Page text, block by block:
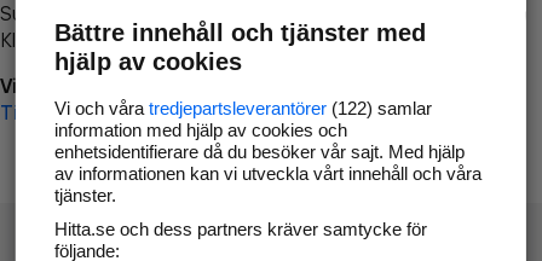
Surfa till
Klicka påTillbaka-knappen i webbläsaren och försök igen
Vi beklagar besväret!
Till startsidan
Bättre innehåll och tjänster med
hjälp av cookies
Vi och våra tredjepartsleverantörer(122) samlar
information med hjälp av cookies och
enhetsidentifierare då du besöker vår sajt. Med hjälp
av informationen kan vi utveckla vårt innehåll och våra
tjänster.
Hitta.se och dess partners kräver samtycke för
följande: